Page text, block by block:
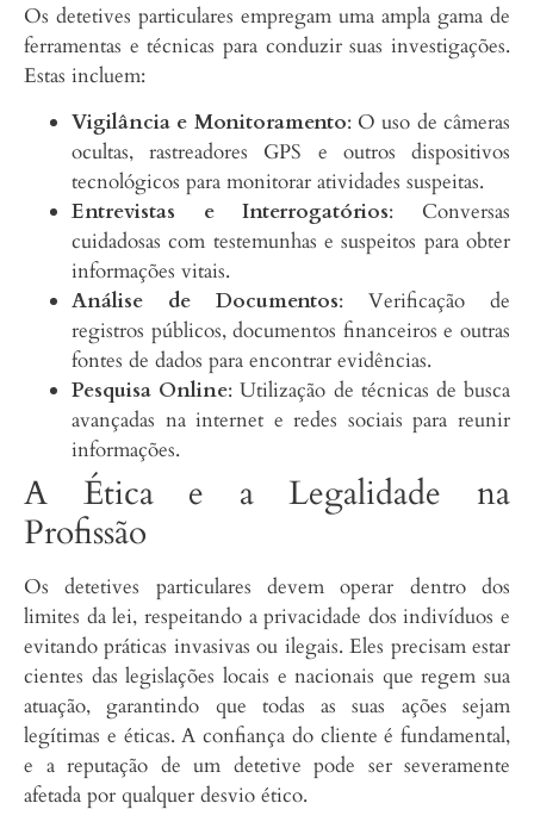
Os detetives particulares empregam uma ampla gama de
ferramentas e técnicas para conduzir suas investigações.
Estas incluem:
Vigilância e Monitoramento: O uso de câmeras
ocultas, rastreadores GPS e outros dispositivos
tecnológicos para monitorar atividades suspeitas.
Entrevistas e Interrogatórios: Conversas
cuidadosas com testemunhas e suspeitos para obter
informações vitais.
Análise de Documentos: Verificação de
registros públicos, documentos financeiros e outras
fontes de dados para encontrar evidências.
Pesquisa Online: Utilização de técnicas de busca
avançadas na internet e redes sociais para reunir
informações.
A Ética e a Legalidade na
Profissão
Os detetives particulares devem operar dentro dos
limites da lei, respeitando a privacidade dos indivíduos e
evitando práticas invasivas ou ilegais. Eles precisam estar
cientes das legislações locais e nacionais que regem sua
atuação, garantindo que todas as suas ações sejam
legítimas e éticas. A confiança do cliente é fundamental,
e a reputação de um detetive pode ser severamente
afetada por qualquer desvio ético.